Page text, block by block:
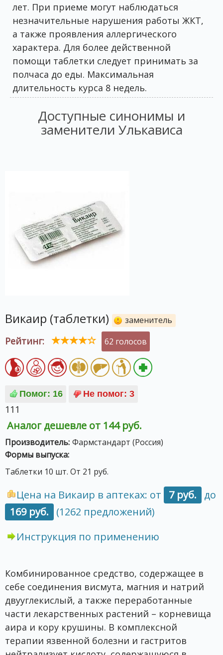
лет. При приеме могут наблюдаться
незначительные нарушения работы ЖКТ,
а также проявления аллергического
характера. Для более действенной
помощи таблетки следует принимать за
полчаса до еды. Максимальная
длительность курса 8 недель.
Доступные синонимы и
заменители Улькависа
Викаир (таблетки) заменитель
Рейтинг: 62 голосов
111
Аналог дешевле от 144 руб.
Производитель: Фармстандарт (Россия)
Формы выпуска:
Таблетки 10 шт. От 21 руб.
Цена на Викаир в аптеках: от 7 руб.
до
169 руб.
(1262 предложений)
Инструкция по применению
Комбинированное средство, содержащее в
себе соединения висмута, магния и натрий
двууглекислый, а также переработанные
части лекарственных растений – корневища
аира и кору крушины. В комплексной
терапии язвенной болезни и гастритов